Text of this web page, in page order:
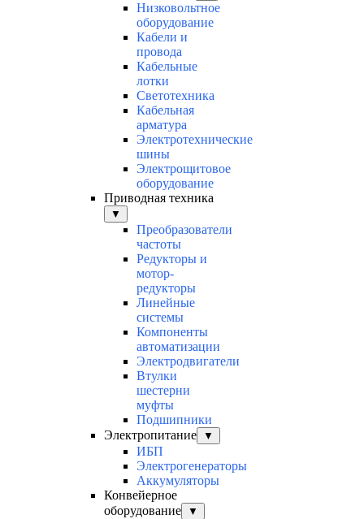
Низковольтное
оборудование
Кабели и
провода
Кабельные
лотки
Светотехника
Кабельная
арматура
Электротехнические
шины
Электрощитовое
оборудование
Приводная техника
▼
Преобразователи
частоты
Редукторы и
мотор-
редукторы
Линейные
системы
Компоненты
автоматизации
Электродвигатели
Втулки
шестерни
муфты
Подшипники
Электропитание
▼
ИБП
Электрогенераторы
Аккумуляторы
Конвейерное
оборудование
▼